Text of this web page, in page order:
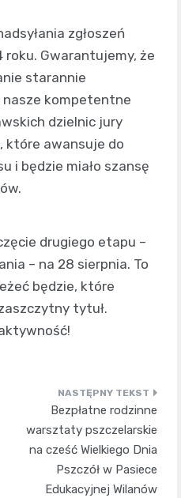
zgłoszeń
roku. Gwarantujemy, że
starannie
nasze kompetentne
dzielnic jury
które awansuje do
i będzie miało szansę
drugiego etapu –
– na 28 sierpnia. To
będzie, które
tytuł.
Bezpłatne rodzinne
warsztaty pszczelarskie
na cześć Wielkiego Dnia
Pszczół w Pasiece
Edukacyjnej Wilanów